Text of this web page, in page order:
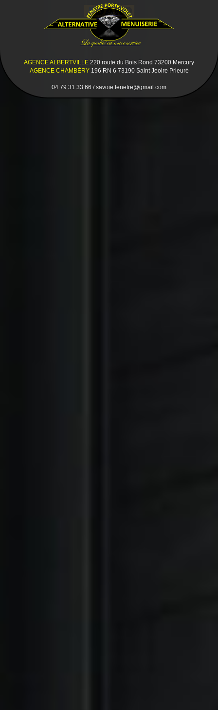
AGENCE ALBERTVILLE 220 route du Bois Rond 73200 Mercury
AGENCE CHAMBÉRY196 RN 6 73190 Saint Jeoire Prieuré
04 79 31 33 66 / savoie.fenetre@gmail.com